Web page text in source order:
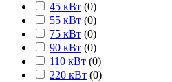
45 кВт (0)
55 кВт (0)
75 кВт (0)
90 кВт (0)
110 кВт (0)
220 кВт (0)